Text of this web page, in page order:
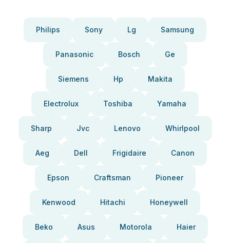
Philips Sony Lg Samsung
Panasonic Bosch Ge
Siemens Hp Makita
Electrolux Toshiba Yamaha
Sharp Jvc Lenovo Whirlpool
Aeg Dell Frigidaire Canon
Epson Craftsman Pioneer
Kenwood Hitachi Honeywell
Beko Asus Motorola Haier